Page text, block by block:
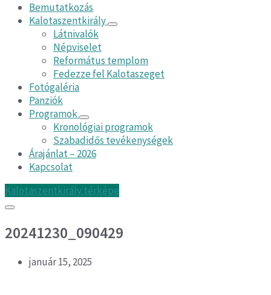
Bemutatkozás
Kalotaszentkirály
Látnivalók
Népviselet
Református templom
Fedezze fel Kalotaszeget
Fotógaléria
Panziók
Programok
Kronológiai programok
Szabadidős tevékenységek
Árajánlat – 2026
Kapcsolat
Kalotaszentkirály térképe
20241230_090429
január 15, 2025